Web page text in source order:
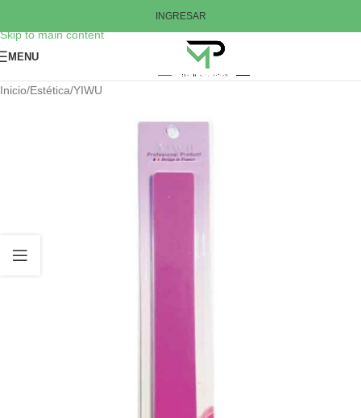
Skip to main content
INGRESAR
MENU
Inicio/Estética/YIWU